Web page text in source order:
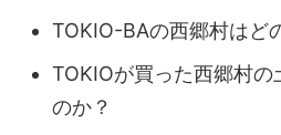
TOKIO-BAの西郷村はど
TOKIOが買った西郷村の
のか？